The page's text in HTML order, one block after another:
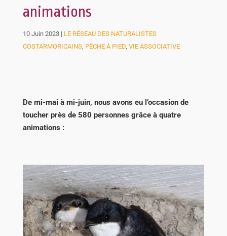
animations
10 Juin 2023| LE RÉSEAU DES NATURALISTES
COSTARMORICAINS, PÊCHE À PIED, VIE ASSOCIATIVE
De mi-mai à mi-juin, nous avons eu l’occasion de
toucher près de 580 personnes grâce à quatre
animations :